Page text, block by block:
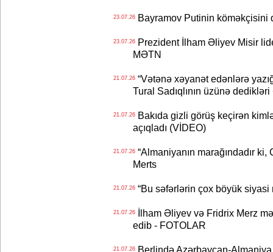
23.07.26Bayramov Putinin köməkçisini
23.07.26Prezident İlham Əliyev Misir
MƏTN
21.07.26“Vətənə xəyanət edənlərə
Tural Sadıqlının üzünə
21.07.26Bakıda gizli görüş keçirən
açıqladı (VİDEO)
21.07.26“Almaniyanın marağındadır
Merts
21.07.26“Bu səfərlərin çox böyük siyasi
21.07.26İlham Əliyev və Fridrix Merz
edib - FOTOLAR
21.07.26Berlində Azərbaycan-Almaniya